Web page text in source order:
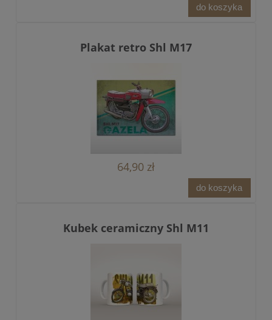
do koszyka
Plakat retro Shl M17
64,90 zł
do koszyka
Kubek ceramiczny Shl M11